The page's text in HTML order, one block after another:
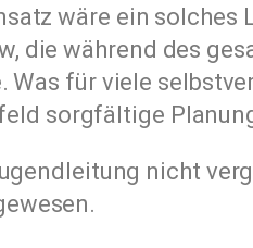
wäre ein
die während des
Was für viele
sorgfältige
nicht